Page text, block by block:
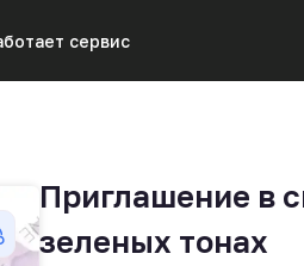
сервис
Приглашение в
зеленых тонах